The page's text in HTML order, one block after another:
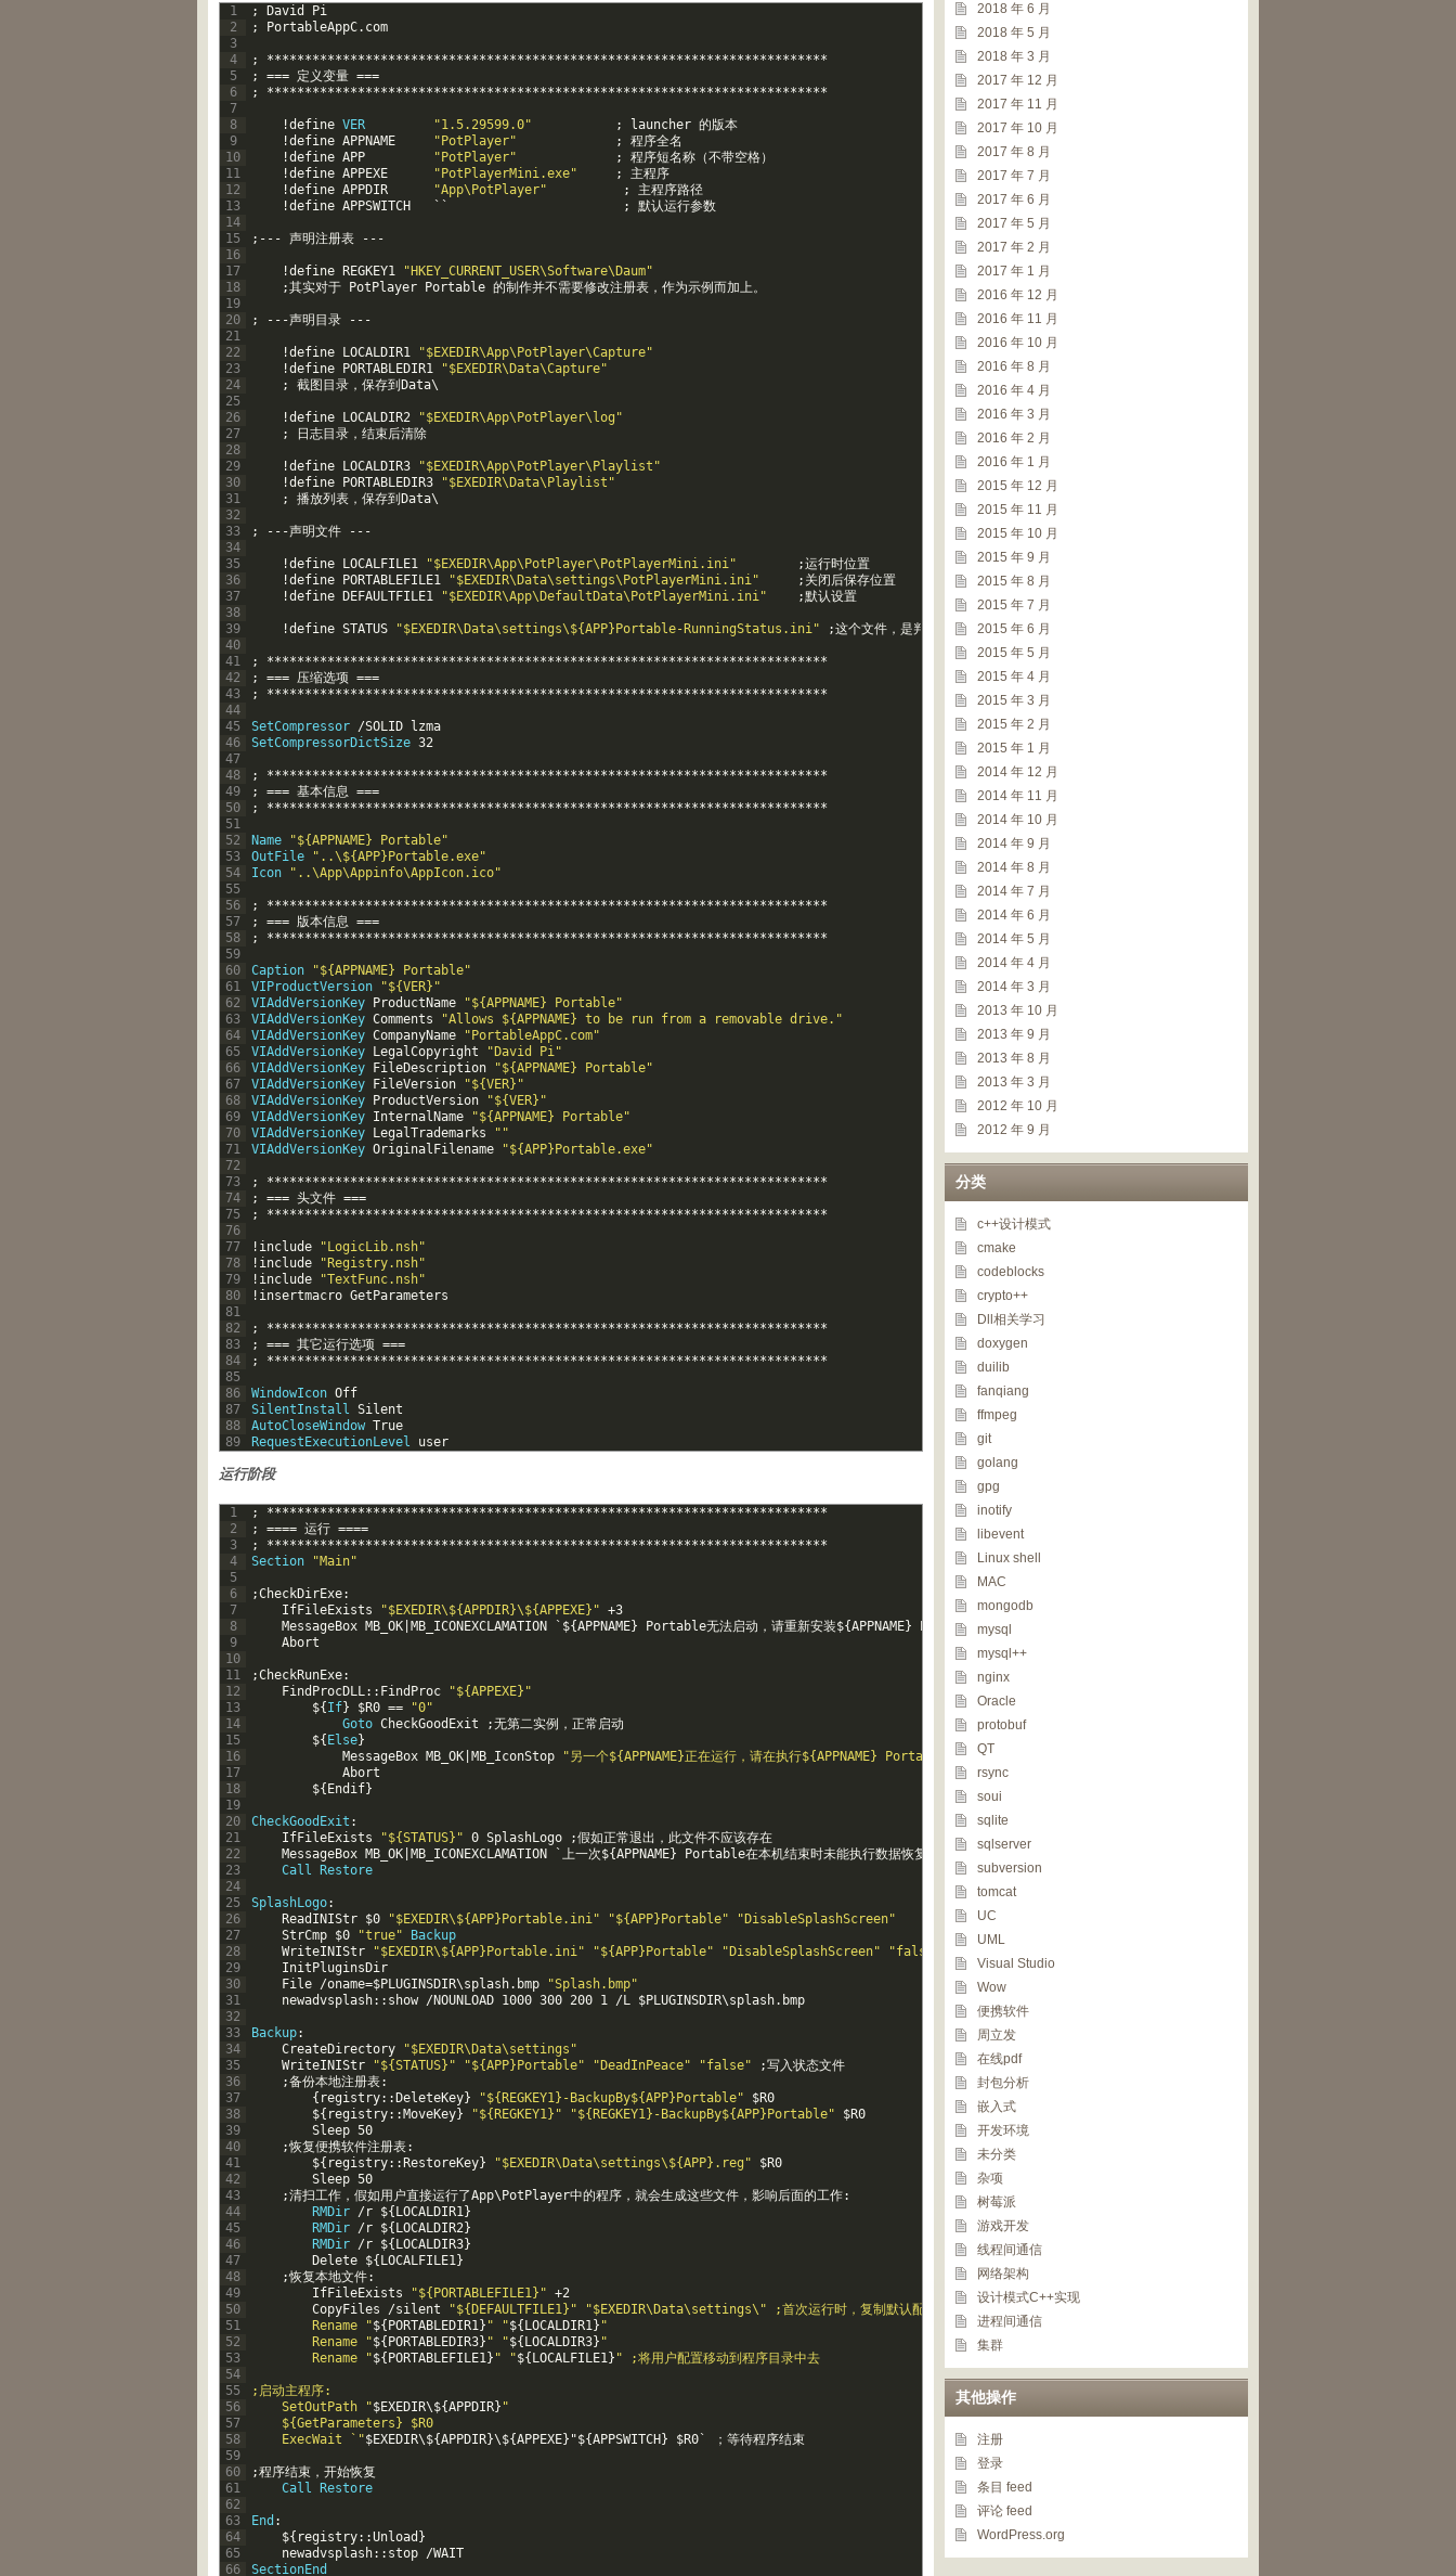
1
2
3
4
5
6
7
8
9
10
11
12
13
14
15
16
17
18
19
20
21
22
23
24
25
26
27
28
29
30
31
32
33
34
35
36
37
38
39
40
41
42
43
44
45
46
47
48
49
50
51
52
53
54
55
56
57
58
59
60
61
62
63
64
65
66
67
68
69
70
71
72
73
74
75
76
77
78
79
80
81
82
83
84
85
86
87
88
89
; David
Pi
;
PortableAppC. com
; **************************************************************************
;
=== 定义变量 ===
;
**************************************************************************
!define VER "1.5.29599.0" ; launcher 的版本
!define APPNAME "PotPlayer" ;
程序全名
!define APP "PotPlayer" ;
程序短名称（不带空格）
!define APPEXE "PotPlayerMini.exe" ;
主程序
!define APPDIR "App\PotPlayer" ;
主程序路径
!define APPSWITCH ` ` ; 默认运行参数
; -- - 声明注册表 -- -
!define REGKEY1
"HKEY_CURRENT_USER\Software\Daum"
;其实对于 PotPlayer Portable 的制作并不需要修改注册表，作为示例而加上。
; -- -声明目录 -- -
!define LOCALDIR1
"$EXEDIR\App\PotPlayer\Capture"
!define PORTABLEDIR1
"$EXEDIR\Data\Capture"
;
截图目录，保存到Data\
!define LOCALDIR2
"$EXEDIR\App\PotPlayer\log"
;
日志目录，结束后清除
!define LOCALDIR3
"$EXEDIR\App\PotPlayer\Playlist"
!define PORTABLEDIR3
"$EXEDIR\Data\Playlist"
;
播放列表，保存到Data\
; -- -声明文件 -- -
!define LOCALFILE1 "$EXEDIR\App\PotPlayer\PotPlayerMini.ini" ;运行时位置
!define PORTABLEFILE1 "$EXEDIR\Data\settings\PotPlayerMini.ini" ; 关闭后保存位置
!define DEFAULTFILE1 "$EXEDIR\App\DefaultData\PotPlayerMini.ini" ;默认设置
!define STATUS "$EXEDIR\Data\settings\${APP}Portable-RunningStatus.ini" ;这个文件，是判断便携软件是否正在运行、以及上一次是否正常退出的依据。
; **************************************************************************
;
=== 压缩选项 ===
;
**************************************************************************
SetCompressor /SOLID
lzma
SetCompressorDictSize 32
; **************************************************************************
;
=== 基本信息 ===
;
**************************************************************************
Name
"${APPNAME} Portable"
OutFile
"..\${APP}Portable.exe"
Icon
"..\App\Appinfo\AppIcon.ico"
; **************************************************************************
;
=== 版本信息 ===
;
**************************************************************************
Caption
"${APPNAME} Portable"
VIProductVersion
"${VER}"
VIAddVersionKey
ProductName
"${APPNAME} Portable"
VIAddVersionKey Comments
"Allows ${APPNAME} to be run from a removable drive."
VIAddVersionKey CompanyName
"PortableAppC.com"
VIAddVersionKey
LegalCopyright
"David Pi"
VIAddVersionKey
FileDescription
"${APPNAME} Portable"
VIAddVersionKey
FileVersion
"${VER}"
VIAddVersionKey
ProductVersion
"${VER}"
VIAddVersionKey InternalName
"${APPNAME} Portable"
VIAddVersionKey
LegalTrademarks
""
VIAddVersionKey OriginalFilename "${APP}Portable.exe"
; **************************************************************************
;
=== 头文件 ===
;
**************************************************************************
! include
"LogicLib.nsh"
! include
"Registry.nsh"
! include
"TextFunc.nsh"
! insertmacro GetParameters
; **************************************************************************
;
=== 其它运行选项 ===
;
**************************************************************************
WindowIcon Off
SilentInstall Silent
AutoCloseWindow True
RequestExecutionLevel
user
运行阶段
1
2
3
4
5
6
7
8
9
10
11
12
13
14
15
16
17
18
19
20
21
22
23
24
25
26
27
28
29
30
31
32
33
34
35
36
37
38
39
40
41
42
43
44
45
46
47
48
49
50
51
52
53
54
55
56
57
58
59
60
61
62
63
64
65
66
; **************************************************************************
;
==== 运行 ====
;
**************************************************************************
Section
"Main"
;CheckDirExe:
IfFileExists
"$EXEDIR\${APPDIR}\${APPEXE}" +3
MessageBox MB OK MB ICONEXCLAMATION ` ${APPNAME} Portable无法启动，请重新安装${APPNAME} Portable。$\n错误：找不到
Abort
;CheckRunExe:
FindProcDLL:: FindProc
"${APPEXE}"
${ If} $R0 ==
"0"
Goto CheckGoodExit ;无第二实例，正常启动
${ Else}
MessageBox MB OK MB IconStop
"另一个${APPNAME}正在运行，请在执行${APPNAME} Portable前关闭${APPNAME}！"
Abort
${ Endif}
CheckGoodExit :
IfFileExists
"${STATUS}" 0 SplashLogo ;假如正常退出，此文件不应该存在
MessageBox MB OK MB ICONEXCLAMATION `上一次${APPNAME} Portable在本机结束时未能执行数据恢复，现在将执行恢复并重新启动。
Call
Restore
SplashLogo:
ReadINIStr $0 "$EXEDIR\${APP}Portable.ini" "${APP}Portable"
"DisableSplashScreen"
StrCmp $0 "true"
Backup
WriteINIStr
"$EXEDIR\${APP}Portable.ini" "${APP}Portable" "DisableSplashScreen"
"false"
InitPluginsDir
File /oname=$PLUGINSDIR\splash. bmp
"Splash.bmp"
newadvsplash:: show /NOUNLOAD 1000 300 200 1 /L $PLUGINSDIR\splash. bmp
Backup:
CreateDirectory
"$EXEDIR\Data\settings"
WriteINIStr
"${STATUS}" "${APP}Portable" "DeadInPeace" "false" ;写入状态文件
;备份本地注册表:
{ registry:: DeleteKey} "${REGKEY1}-BackupBy${APP}Portable" $R0
${ registry:: MoveKey} "${REGKEY1}" "${REGKEY1}-BackupBy${APP}Portable" $R0
Sleep 50
;恢复便携软件注册表:
${ registry:: RestoreKey} "$EXEDIR\Data\settings\${APP}.reg" $R0
Sleep 50
;清扫工作，假如用户直接运行了App\ PotPlayer中的程序，就会生成这些文件，影响后面的工作:
RMDir /r ${ LOCALDIR1}
RMDir /r ${ LOCALDIR2}
RMDir /r ${ LOCALDIR3}
Delete ${ LOCALFILE1}
;恢复本地文件:
IfFileExists
"${PORTABLEFILE1}" +2
CopyFiles
/silent "${DEFAULTFILE1}"
"$EXEDIR\Data\settings\" ;首次运行时，复制默认配置
		Rename "
${ PORTABLEDIR1} " "${ LOCALDIR1} "
		Rename "
${ PORTABLEDIR3} " "${ LOCALDIR3} "
		Rename "
${ PORTABLEFILE1} " "${ LOCALFILE1} " ;将用户配置移动到程序目录中去
;启动主程序:
	SetOutPath "
$EXEDIR\${APPDIR} "
	${GetParameters} $R0
	ExecWait `"
$EXEDIR\${APPDIR}\${APPEXE} "${APPSWITCH } $R0 ` ；等待程序结束
;程序结束，开始恢复
Call
Restore
End :
${ registry::Unload }
newadvsplash:: stop /WAIT
SectionEnd
2018 年 6 月
2018 年 5 月
2018 年 3 月
2017 年 12 月
2017 年 11 月
2017 年 10 月
2017 年 8 月
2017 年 7 月
2017 年 6 月
2017 年 5 月
2017 年 2 月
2017 年 1 月
2016 年 12 月
2016 年 11 月
2016 年 10 月
2016 年 8 月
2016 年 4 月
2016 年 3 月
2016 年 2 月
2016 年 1 月
2015 年 12 月
2015 年 11 月
2015 年 10 月
2015 年 9 月
2015 年 8 月
2015 年 7 月
2015 年 6 月
2015 年 5 月
2015 年 4 月
2015 年 3 月
2015 年 2 月
2015 年 1 月
2014 年 12 月
2014 年 11 月
2014 年 10 月
2014 年 9 月
2014 年 8 月
2014 年 7 月
2014 年 6 月
2014 年 5 月
2014 年 4 月
2014 年 3 月
2013 年 10 月
2013 年 9 月
2013 年 8 月
2013 年 3 月
2012 年 10 月
2012 年 9 月
分类
c++设计模式
cmake
codeblocks
crypto++
Dll相关学习
doxygen
duilib
fanqiang
ffmpeg
git
golang
gpg
inotify
libevent
Linux shell
MAC
mongodb
mysql
mysql++
nginx
Oracle
protobuf
QT
rsync
soui
sqlite
sqlserver
subversion
tomcat
UC
UML
Visual Studio
Wow
便携软件
周立发
在线pdf
封包分析
嵌入式
开发环境
未分类
杂项
树莓派
游戏开发
线程间通信
网络架构
设计模式C++实现
进程间通信
集群
其他操作
注册
登录
条目 feed
评论 feed
WordPress.org